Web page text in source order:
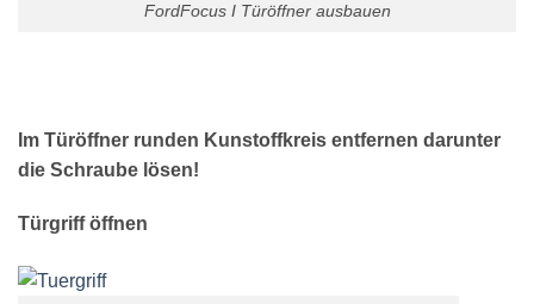
FordFocus I Türöffner ausbauen
Im Türöffner runden Kunstoffkreis entfernen darunter
die Schraube lösen!
Türgriff öffnen